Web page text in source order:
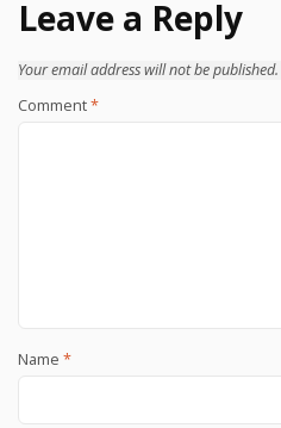
Leave a Reply
Your email address will not be published.
Comment*
Name *